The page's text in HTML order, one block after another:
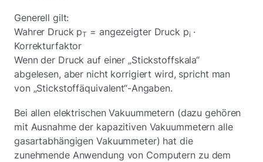
Generell gilt:
Wahrer Druck pT = angezeigter Druck pi ·
Korrekturfaktor
Wenn der Druck auf einer „Stickstoffskala“
abgelesen, aber nicht korrigiert wird, spricht man
von „Stickstoffäquivalent“-Angaben.
Bei allen elektrischen Vakuummetern (dazu gehören
mit Ausnahme der kapazitiven Vakuummetern alle
gasartabhängigen Vakuummeter) hat die
zunehmende Anwendung von Computern zu dem